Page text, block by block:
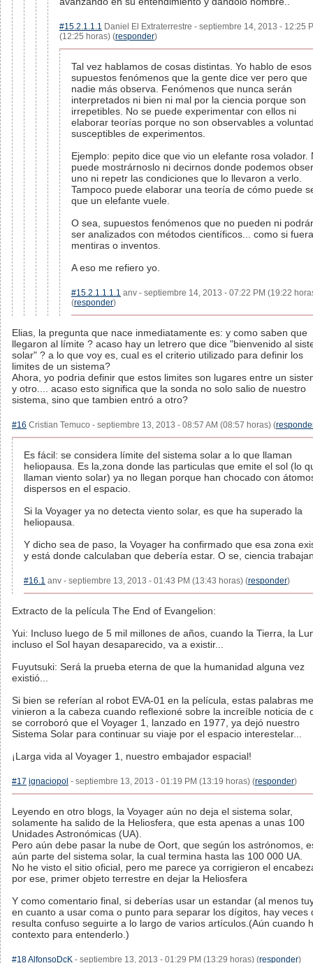
#15.2.1.1.1 Daniel El Extraterrestre - septiembre 14, 2013 - 12:25
(12:25 horas) (responder)
Tal vez hablamos de cosas distintas. Yo hablo de esos
supuestos fenómenos que la gente dice ver pero que
nadie más observa. Fenómenos que nunca serán
interpretados ni bien ni mal por la ciencia porque son
irrepetibles. No se puede experimentar con ellos ni
elaborar teorías porque no son observables a
susceptibles de experimentos.
Ejemplo: pepito dice que vio un elefante rosa volador.
puede mostrárnoslo ni decirnos donde podemos
uno ni repetr las condiciones que lo llevaron a verlo.
Tampoco puede elaborar una teoría de cómo puede
que un elefante vuele.
O sea, supuestos fenómenos que no pueden ni
ser analizados con métodos científicos... como si
mentiras o inventos.
A eso me refiero yo.
#15.2.1.1.1.1 anv - septiembre 14, 2013 - 07:22 PM (19:22
(responder)
Elias, la pregunta que nace inmediatamente es: y como saben que
llegaron al límite ? acaso hay un letrero que dice "bienvenido al
solar" ? a lo que voy es, cual es el criterio utilizado para definir los
limites de un sistema?
Ahora, yo podria definir que estos limites son lugares entre un
y otro.... acaso esto significa que la sonda no solo salio de nuestro
sistema, sino que tambien entró a otro?
#16 Cristian Temuco - septiembre 13, 2013 - 08:57 AM (08:57 horas) (
Es fácil: se considera límite del sistema solar a lo que llaman
heliopausa. Es la,zona donde las particulas que emite el sol (lo
llaman viento solar) ya no llegan porque han chocado con
dispersos en el espacio.
Si la Voyager ya no detecta viento solar, es que ha superado la
heliopausa.
Y dicho sea de paso, la Voyager ha confirmado que esa zona
y está donde calculaban que debería estar. O se, ciencia
#16.1 anv - septiembre 13, 2013 - 01:43 PM (13:43 horas) (responder)
Extracto de la película The End of Evangelion:
Yui: Incluso luego de 5 mil millones de años, cuando la Tierra, la
incluso el Sol hayan desaparecido, va a existir...
Fuyutsuki: Será la prueba eterna de que la humanidad alguna vez
existió...
Si bien se referían al robot EVA-01 en la película, estas palabras me
vinieron a la cabeza cuando reflexioné sobre la increíble noticia de
se corroboró que el Voyager 1, lanzado en 1977, ya dejó nuestro
Sistema Solar para continuar su viaje por el espacio interestelar...
¡Larga vida al Voyager 1, nuestro embajador espacial!
#17 ignaciopol - septiembre 13, 2013 - 01:19 PM (13:19 horas) (responder)
Leyendo en otro blogs, la Voyager aún no deja el sistema solar,
solamente ha salido de la Heliosfera, que esta apenas a unas 100
Unidades Astronómicas (UA).
Pero aún debe pasar la nube de Oort, que según los astrónomos,
aún parte del sistema solar, la cual termina hasta las 100 000 UA.
No he visto el sitio oficial, pero me parece ya corrigieron el
por ese, primer objeto terrestre en dejar la Heliosfera
Y como comentario final, si deberías usar un estandar (al menos
en cuanto a usar coma o punto para separar los dígitos, hay veces
resulta confuso seguirte a lo largo de varios artículos.(Aún cuando
contexto para entenderlo.)
#18AlfonsoDcK - septiembre 13, 2013 - 01:29 PM (13:29 horas) (responder)